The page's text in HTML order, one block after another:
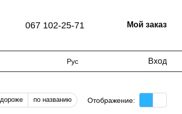
067 102-25-71 Мой заказ
Рус Вход
по названию Отображение: